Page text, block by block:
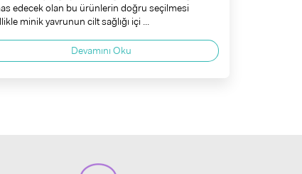
edecek olan bu ürünlerin doğru seçilmesi
minik yavrunun cilt sağlığı içi ...
Devamını Oku